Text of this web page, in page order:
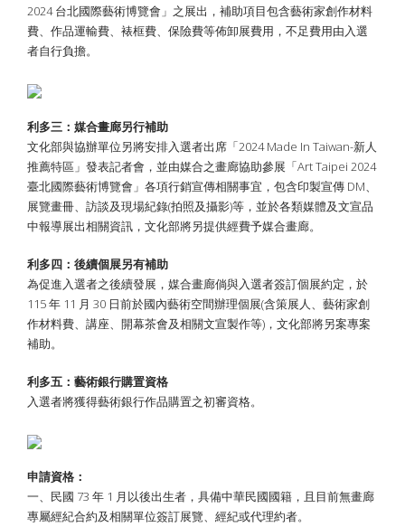
2024 台北國際藝術博覽會」之展出，補助項目包含藝術家創作材料
費、作品運輸費、裱框費、保險費等佈卸展費用，不足費用由入選
者自行負擔。
利多三：媒合畫廊另行補助
文化部與協辦單位另將安排入選者出席「2024 Made In Taiwan-新人
推薦特區」發表記者會，並由媒合之畫廊協助參展「Art Taipei 2024
臺北國際藝術博覽會」各項行銷宣傳相關事宜，包含印製宣傳 DM、
展覽畫冊、訪談及現場紀錄(拍照及攝影)等，並於各類媒體及文宣品
中報導展出相關資訊，文化部將另提供經費予媒合畫廊。
利多四：後續個展另有補助
為促進入選者之後續發展，媒合畫廊倘與入選者簽訂個展約定，於
115 年 11 月 30 日前於國內藝術空間辦理個展(含策展人、藝術家創
作材料費、講座、開幕茶會及相關文宣製作等)，文化部將另案專案
補助。
利多五：藝術銀行購置資格
入選者將獲得藝術銀行作品購置之初審資格。
申請資格：
一、民國 73 年 1 月以後出生者，具備中華民國國籍，且目前無畫廊
專屬經紀合約及相關單位簽訂展覽、經紀或代理約者。